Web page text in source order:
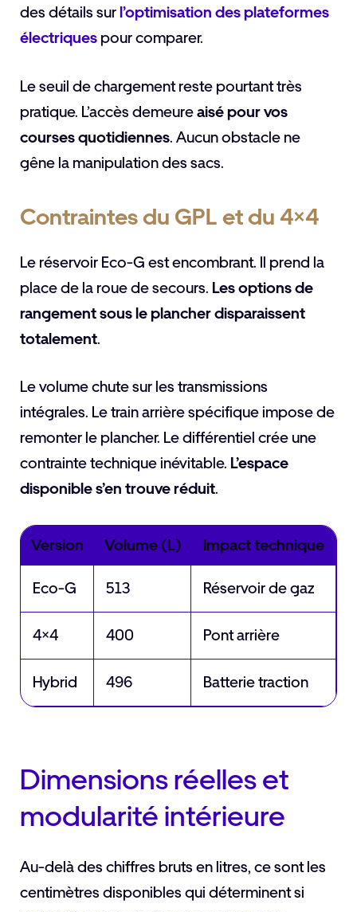
des détails surl’optimisation des plateformes
électriques pour comparer.
Le seuil de chargement reste pourtant très
pratique. L’accès demeureaisé pour vos
courses quotidiennes. Aucun obstacle ne
gêne la manipulation des sacs.
Contraintes du GPL et du 4×4
Le réservoir Eco-G est encombrant. Il prend la
place de la roue de secours. Les options de
rangement sous le plancher disparaissent
totalement.
Le volume chute sur les transmissions
intégrales. Le train arrière spécifique impose de
remonter le plancher. Le différentiel crée une
contrainte technique inévitable. L’espace
disponible s’en trouve réduit.
Version Volume (L) Impact technique
Eco-G 513 Réservoir de gaz
4×4 400 Pont arrière
Hybrid 496 Batterie traction
Dimensions réelles et
modularité intérieure
Au-delà des chiffres bruts en litres, ce sont les
centimètres disponibles qui déterminent si